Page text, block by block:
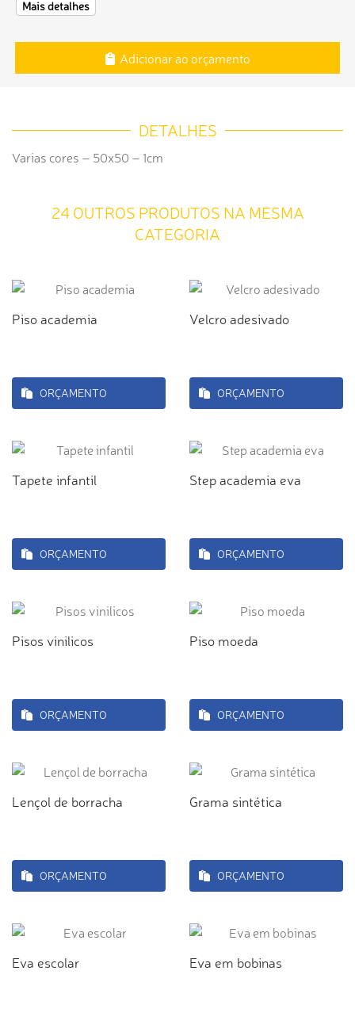
Mais detalhes
Adicionar ao orçamento
DETALHES
Varias cores – 50x50 – 1cm
24 OUTROS PRODUTOS NA MESMA
CATEGORIA
Piso academia
ORÇAMENTO
Velcro adesivado
ORÇAMENTO
Tapete infantil
ORÇAMENTO
Step academia eva
ORÇAMENTO
Pisos vinilicos
ORÇAMENTO
Piso moeda
ORÇAMENTO
Lençol de borracha
ORÇAMENTO
Grama sintética
ORÇAMENTO
Eva escolar Eva em bobinas